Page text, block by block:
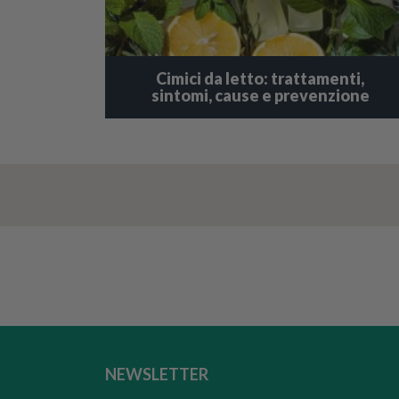
Cimici da letto: trattamenti,
sintomi, cause e prevenzione
NEWSLETTER